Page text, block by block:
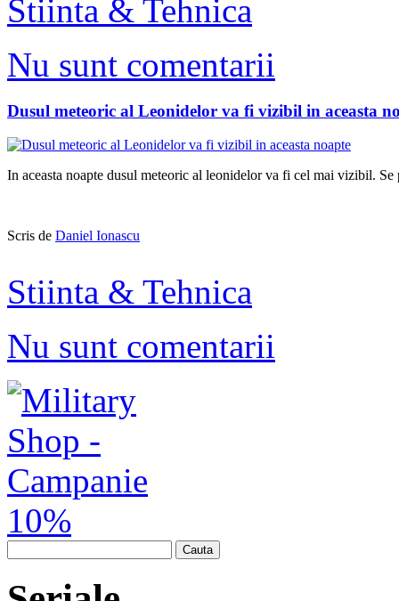
Stiinta & Tehnica
Nu sunt comentarii
Dusul meteoric al Leonidelor va fi vizibil in aceasta
In aceasta noapte dusul meteoric al leonidelor va fi cel mai vizibil.
Scris de Daniel Ionascu
Stiinta & Tehnica
Nu sunt comentarii
Cauta